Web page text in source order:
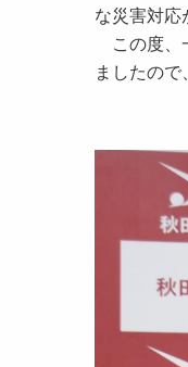
な災害対応
この度、
ましたの